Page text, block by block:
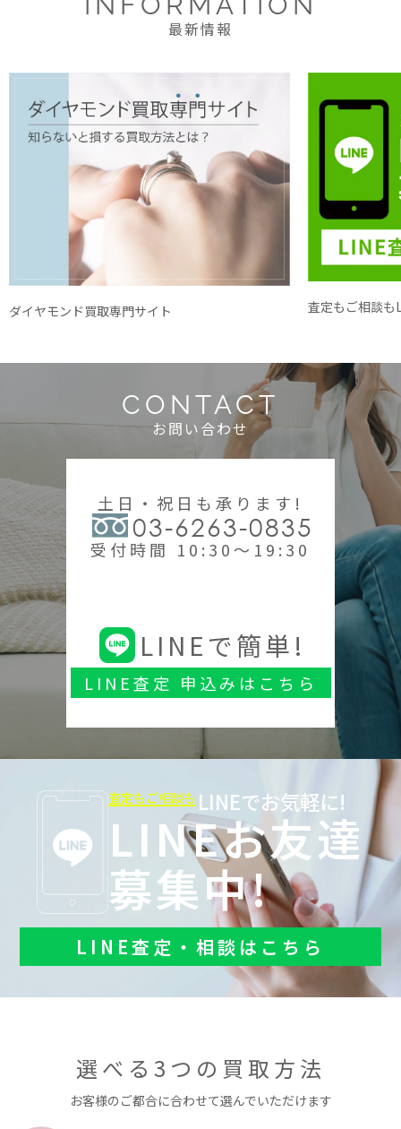
最新情報
ダイヤモンド買取専門サイト 査定もご相談も
CONTACT
お問い合わせ
土日・祝日も承ります!
03-6263-0835
受付時間 10:30～19:30
LINEで簡単!
LINE査定 申込みはこちら
査定もご相談も LINEでお気軽に!
LINEお友達
募集中!
LINE査定・相談はこちら
選べる3つの買取方法
お客様のご都合に合わせて選んでいただけます